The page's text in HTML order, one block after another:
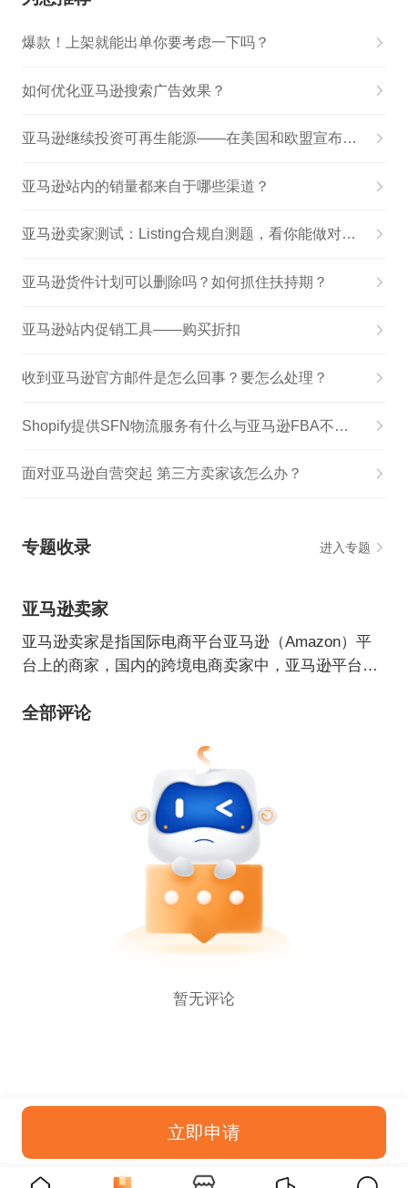
爆款！上架就能出单你要考虑一下吗？
如何优化亚马逊搜索广告效果？
亚马逊继续投资可再生能源——在美国和欧盟宣布两个新的可再生能源项目；现在在全球拥有 66 个项目，包括 51 个太阳能屋顶
亚马逊站内的销量都来自于哪些渠道？
亚马逊卖家测试：Listing合规自测题，看你能做对几道
亚马逊货件计划可以删除吗？如何抓住扶持期？
亚马逊站内促销工具——购买折扣
收到亚马逊官方邮件是怎么回事？要怎么处理？
Shopify提供SFN物流服务有什么与亚马逊FBA不一样的?
面对亚马逊自营突起 第三方卖家该怎么办？
专题收录 进入专题
亚马逊卖家
亚马逊卖家是指国际电商平台亚马逊（Amazon）平
台上的商家，国内的跨境电商卖家中，亚马逊平台使
全部评论
暂无评论
立即申请